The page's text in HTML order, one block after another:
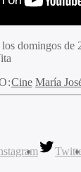
los domingos de
Cine María